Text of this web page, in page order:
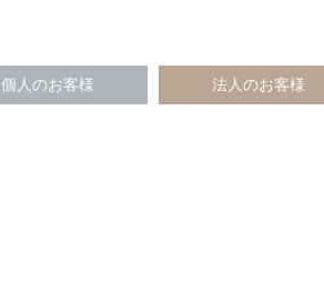
個人のお客様 法人のお客様